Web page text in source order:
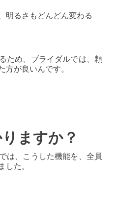
明るさもどんどん変わる
ため、ブライダルでは、頼
方が良いんです。
ますか？
は、こうした機能を、全員
した。